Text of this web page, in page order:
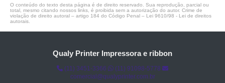
O conteúdo do texto desta página é de direito reservado. Sua reprodução, parcial ou
total, mesmo citando nossos links, é proibida sem a autorização do autor. Crime de
violação de direito autoral – artigo 184 do Código Penal – Lei 9610/98 - Lei de direitos
autorais
Qualy Printer Impressora e ribbon
(11) 3451-3366
(11) 91098-5778
comercial@qualyprinter.com.br